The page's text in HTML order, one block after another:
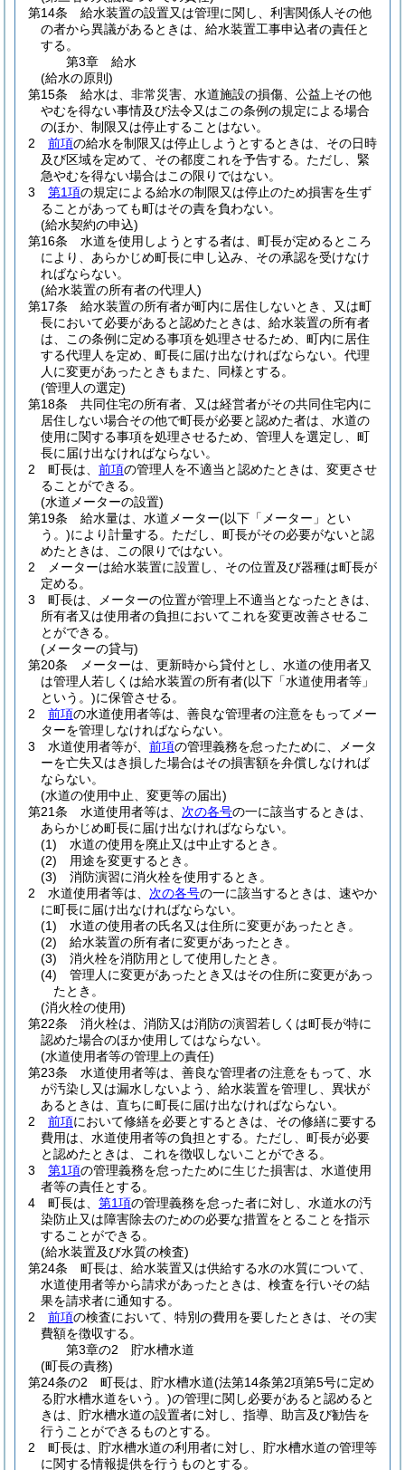
第14条
給水装置の設置又は管理に関し、利害関係人その他
の者から異議があるときは、給水装置工事申込者の責任と
する。
第3章
給水
(給水の原則)
第15条
給水は、非常災害、水道施設の損傷、公益上その他
やむを得ない事情及び法令又はこの条例の規定による場合
のほか、制限又は停止することはない。
2
前項の給水を制限又は停止しようとするときは、その日時
及び区域を定めて、その都度これを予告する。 ただし、緊
急やむを得ない場合はこの限りではない。
3
第1項の規定による給水の制限又は停止のため損害を生ず
ることがあっても町はその責を負わない。
(給水契約の申込)
第16条
水道を使用しようとする者は、町長が定めるところ
により、あらかじめ町長に申し込み、その承認を受けなけ
ればならない。
(給水装置の所有者の代理人)
第17条
給水装置の所有者が町内に居住しないとき、又は町
長において必要があると認めたときは、給水装置の所有者
は、この条例に定める事項を処理させるため、町内に居住
する代理人を定め、町長に届け出なければならない。 代理
人に変更があったときもまた、同様とする。
(管理人の選定)
第18条
共同住宅の所有者、又は経営者がその共同住宅内に
居住しない場合その他で町長が必要と認めた者は、水道の
使用に関する事項を処理させるため、管理人を選定し、町
長に届け出なければならない。
2
町長は、 前項の管理人を不適当と認めたときは、変更させ
ることができる。
(水道メーターの設置)
第19条
給水量は、水道メーター(以下「メーター」とい
う。)により計量する。 ただし、町長がその必要がないと認
めたときは、この限りではない。
2
メーターは給水装置に設置し、その位置及び器種は町長が
定める。
3
町長は、メーターの位置が管理上不適当となったときは、
所有者又は使用者の負担においてこれを変更改善させるこ
とができる。
(メーターの貸与)
第20条
メーターは、更新時から貸付とし、水道の使用者又
は管理人若しくは給水装置の所有者(以下「水道使用者等」
という。)に保管させる。
2
前項の水道使用者等は、善良な管理者の注意をもってメー
ターを管理しなければならない。
3
水道使用者等が、 前項の管理義務を怠ったために、メータ
ーを亡失又はき損した場合はその損害額を弁償しなければ
ならない。
(水道の使用中止、変更等の届出)
第21条
水道使用者等は、 次の各号の一に該当するときは、
あらかじめ町長に届け出なければならない。
(1)
水道の使用を廃止又は中止するとき。
(2)
用途を変更するとき。
(3)
消防演習に消火栓を使用するとき。
2
水道使用者等は、 次の各号の一に該当するときは、速やか
に町長に届け出なければならない。
(1)
水道の使用者の氏名又は住所に変更があったとき。
(2)
給水装置の所有者に変更があったとき。
(3)
消火栓を消防用として使用したとき。
(4)
管理人に変更があったとき又はその住所に変更があっ
たとき。
(消火栓の使用)
第22条
消火栓は、消防又は消防の演習若しくは町長が特に
認めた場合のほか使用してはならない。
(水道使用者等の管理上の責任)
第23条
水道使用者等は、善良な管理者の注意をもって、水
が汚染し又は漏水しないよう、給水装置を管理し、異状が
あるときは、直ちに町長に届け出なければならない。
2
前項において修繕を必要とするときは、その修繕に要する
費用は、水道使用者等の負担とする。 ただし、町長が必要
と認めたときは、これを徴収しないことができる。
3
第1項の管理義務を怠ったために生じた損害は、水道使用
者等の責任とする。
4
町長は、 第1項の管理義務を怠った者に対し、水道水の汚
染防止又は障害除去のための必要な措置をとることを指示
することができる。
(給水装置及び水質の検査)
第24条
町長は、給水装置又は供給する水の水質について、
水道使用者等から請求があったときは、検査を行いその結
果を請求者に通知する。
2
前項の検査において、特別の費用を要したときは、その実
費額を徴収する。
第3章の2
貯水槽水道
(町長の責務)
第24条の2
町長は、貯水槽水道(法第14条第2項第5号に定め
る貯水槽水道をいう。)の管理に関し必要があると認めると
きは、貯水槽水道の設置者に対し、指導、助言及び勧告を
行うことができるものとする。
2
町長は、貯水槽水道の利用者に対し、貯水槽水道の管理等
に関する情報提供を行うものとする。